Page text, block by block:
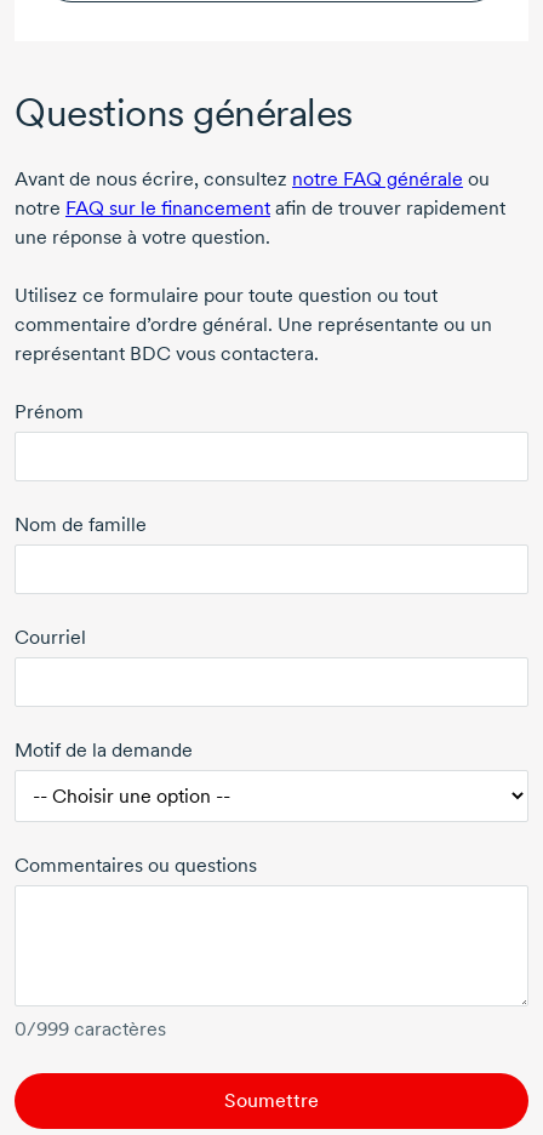
Questions générales
Avant de nous écrire, consultez notre FAQ générale ou
notre FAQ sur le financement afin de trouver rapidement
une réponse à votre question.
Utilisez ce formulaire pour toute question ou tout
commentaire d’ordre général. Une représentante ou un
représentant BDC vous contactera.
Prénom
Nom de famille
Courriel
Motif de la demande
Commentaires ou questions
0/999 caractères
Soumettre